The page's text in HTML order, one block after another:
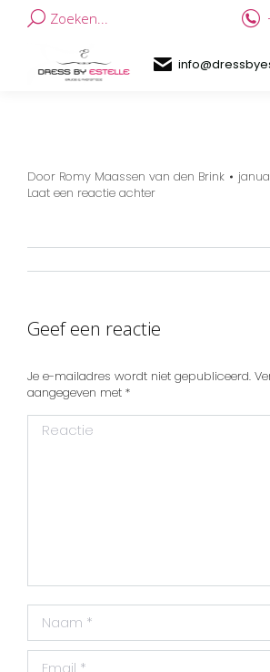
Zoeken...
Door Romy Maassen van den Brink
Laat een reactie achter
Geef een reactie
Je e-mailadres wordt niet gepubliceerd.
aangegeven met *
Reactie
Naam *
Email *